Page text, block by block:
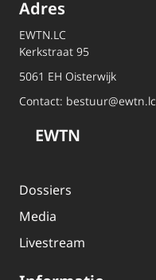
Adres
EWTN.LC
Kerkstraat 95
5061 EH Oisterwijk
Contact: bestuur@ewtn.lc
EWTN
Dossiers
Media
Livestream